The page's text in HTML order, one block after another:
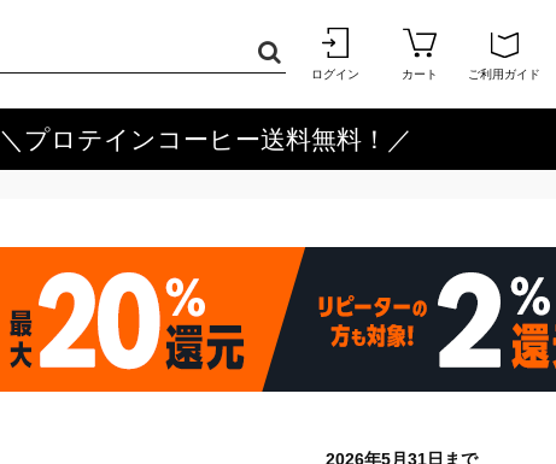
ログイン カート ご利用ガイド
＼プロテインコーヒー送料無料！／
2026年5月31日まで